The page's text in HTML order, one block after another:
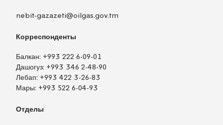
nebit-gazazeti@oilgas.gov.tm
Корреспонденты
Балкан: +993 222 6-09-01
Дашогуз: +993 346 2-48-90
Лебап: +993 422 3-26-83
Мары: +993 522 6-04-93
Отделы